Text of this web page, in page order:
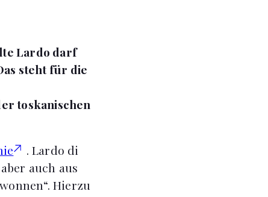
Lardo darf
steht für die
toskanischen
. Lardo di
auch aus
Hierzu